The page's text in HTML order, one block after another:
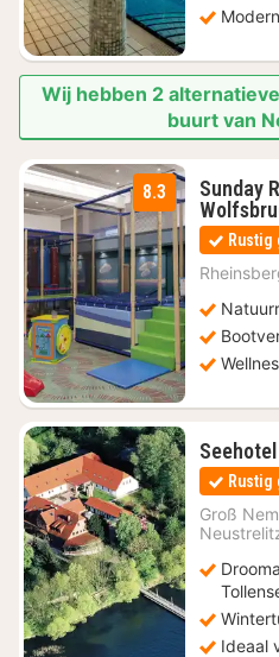
Wij hebben 2
buurt van
8.3
Sunday
Rustig
Rustig
Groß
Ideaal